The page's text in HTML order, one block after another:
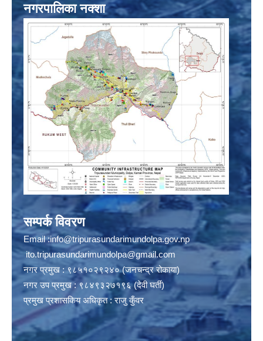
नगरपालिका नक्शा
सम्पर्क विवरण
Email :info@tripurasundarimundolpa.gov.np
ito.tripurasundarimundolpa@gmail.com
नगर प्रमुख : ९८५१०२९२४० (जनचन्द्र रोकाया)
नगर उप प्रमुख : ९८४९३२७१९६ (देवी घर्ती)
प्रमुख प्रशासकिय अधिकृत : राजु कुँवर